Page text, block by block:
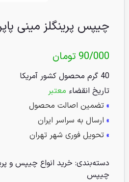
چیپس پرینگلز مینی
90/000 تومان
40 گرم محصول کشور آمریکا
تاریخ انقضاء معتبر
» تضمین اصالت محصول
» ارسال به سراسر ایران
» تحویل فوری شهر تهران
دسته‌بندی: خرید انواع چیپس و
چیپس